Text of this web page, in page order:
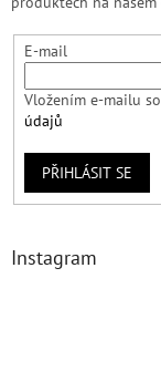
E-mail
Vložením e-mailu
údajů
PŘIHLÁSIT SE
Instagram